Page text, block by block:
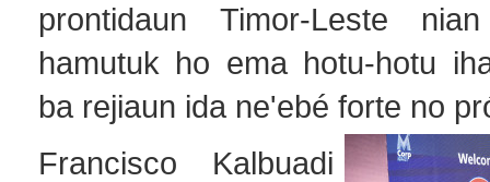
prontidaun Timor-Leste
hamutuk ho ema hotu-hotu
ba rejiaun ida ne'ebé forte no
Francisco Kalbuadi